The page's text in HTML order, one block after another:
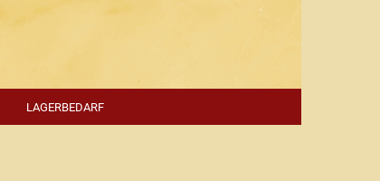
LAGERBEDARF